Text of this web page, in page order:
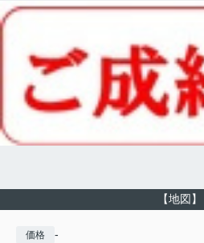
【地図】
価格 -